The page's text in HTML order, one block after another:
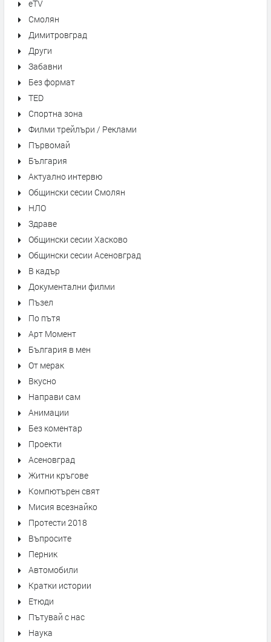
eTV
Смолян
Димитровград
Други
Забавни
Без формат
TED
Спортна зона
Филми трейлъри / Реклами
Първомай
България
Актуално интервю
Общински сесии Смолян
НЛО
Здраве
Общински сесии Хасково
Общински сесии Асеновград
В кадър
Документални филми
Пъзел
По пътя
Арт Момент
България в мен
От мерак
Вкусно
Направи сам
Анимации
Без коментар
Проекти
Асеновград
Житни кръгове
Компютърен свят
Мисия всезнайко
Протести 2018
Въпросите
Перник
Автомобили
Кратки истории
Етюди
Пътувай с нас
Наука